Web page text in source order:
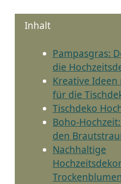
Inhalt
Pampasgras:
die
Kreative
für die
Tischdeko
Boho-
den
Nachhaltige